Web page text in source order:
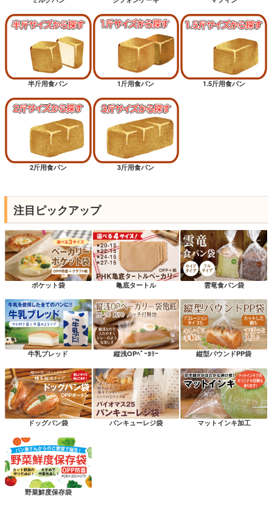
半斤用食パン 1斤用食パン 1.5斤用食パン
2斤用食パン 3斤用食パン
注目ピックアップ
ポケット袋 亀底タートル 雲竜食パン袋
牛乳ブレッド 縦浅OPﾍﾞｰｶﾘｰ 縦型パウンドPP袋
ドッグパン袋 パンキューレジ袋 マットインキ加工
野菜鮮度保存袋